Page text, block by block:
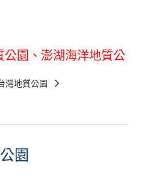
公園、澎湖海洋地質公
平島地質公園-
平島地質公園-
灣地質公園
園